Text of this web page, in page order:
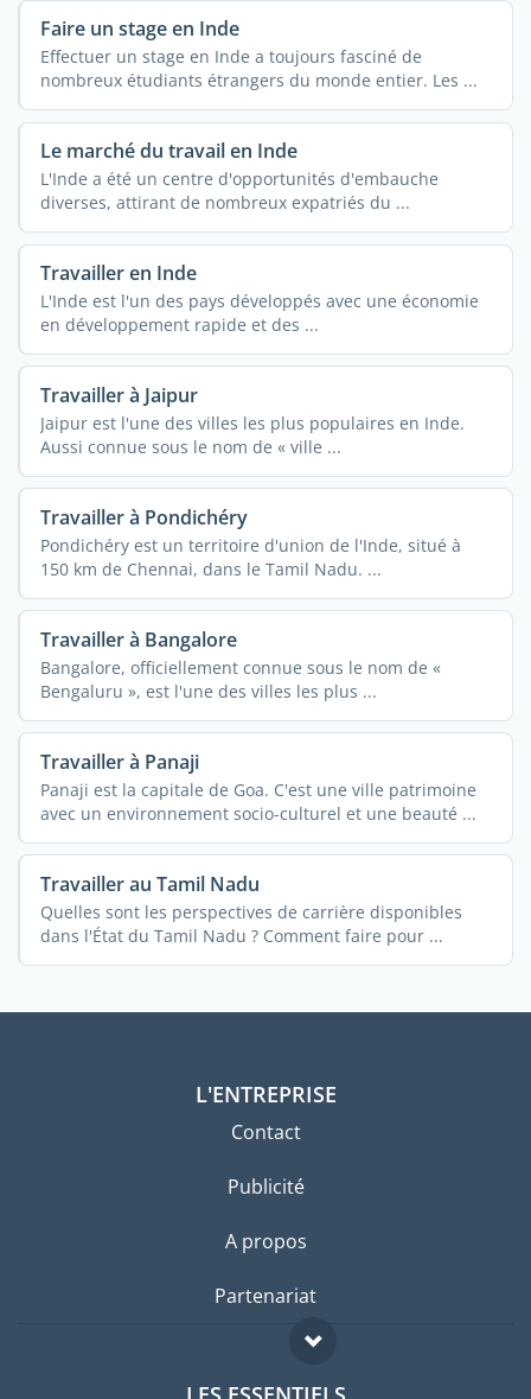
Faire un stage en Inde
Effectuer un stage en Inde a toujours fasciné de
nombreux étudiants étrangers du monde entier. Les ...
Le marché du travail en Inde
L'Inde a été un centre d'opportunités d'embauche
diverses, attirant de nombreux expatriés du ...
Travailler en Inde
L'Inde est l'un des pays développés avec une économie
en développement rapide et des ...
Travailler à Jaipur
Jaipur est l'une des villes les plus populaires en Inde.
Aussi connue sous le nom de « ville ...
Travailler à Pondichéry
Pondichéry est un territoire d'union de l'Inde, situé à
150 km de Chennai, dans le Tamil Nadu. ...
Travailler à Bangalore
Bangalore, officiellement connue sous le nom de «
Bengaluru », est l'une des villes les plus ...
Travailler à Panaji
Panaji est la capitale de Goa. C'est une ville patrimoine
avec un environnement socio-culturel et une beauté ...
Travailler au Tamil Nadu
Quelles sont les perspectives de carrière disponibles
dans l'État du Tamil Nadu ? Comment faire pour ...
L'ENTREPRISE
Contact
Publicité
A propos
Partenariat